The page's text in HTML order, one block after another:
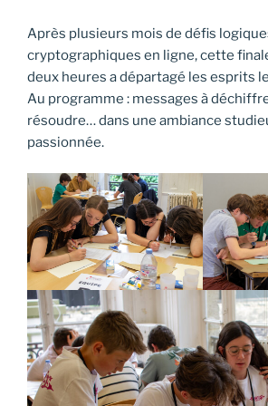
Après plusieurs mois de défis
cryptographiques en ligne, cette
deux heures a départagé les esprits
Au programme : messages à
résoudre… dans une ambiance
passionnée.